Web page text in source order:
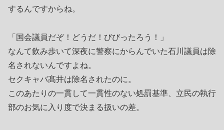
するんですからね。
「国会議員だぞ！どうだ！びびったろう！」
なんて飲み歩いて深夜に警察にからんでいた石川議員は除
名されないんですよね。
セクキャバ髙井は除名されたのに。
このあたりの一貫して一貫性のない処罰基準、立民の執行
部のお気に入り度で決まる扱いの差。